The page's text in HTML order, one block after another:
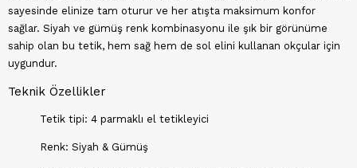
sayesinde elinize tam oturur ve her atışta maksimum konfor
sağlar. Siyah ve gümüş renk kombinasyonu ile şık bir görünüme
sahip olan bu tetik, hem sağ hem de sol elini kullanan okçular için
uygundur.
Teknik Özellikler
Tetik tipi: 4 parmaklı el tetikleyici
Renk: Siyah & Gümüş